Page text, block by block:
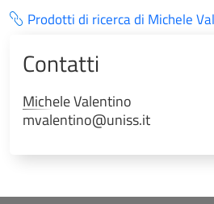
Prodotti di ricerca di Michele
Contatti
MicheleValentino
mvalentino@uniss.it